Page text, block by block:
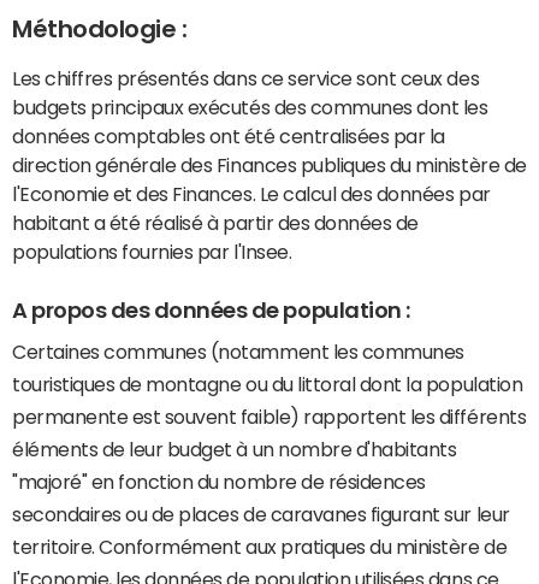
Méthodologie :
Les chiffres présentés dans ce service sont ceux des
budgets principaux exécutés des communes dont les
données comptables ont été centralisées par la
direction générale des Finances publiques du ministère de
l'Economie et des Finances. Le calcul des données par
habitant a été réalisé à partir des données de
populations fournies par l'Insee.
A propos des données de population :
Certaines communes (notamment les communes
touristiques de montagne ou du littoral dont la population
permanente est souvent faible) rapportent les différents
éléments de leur budget à un nombre d'habitants
"majoré" en fonction du nombre de résidences
secondaires ou de places de caravanes figurant sur leur
territoire. Conformément aux pratiques du ministère de
l'Economie, les données de population utilisées dans ce